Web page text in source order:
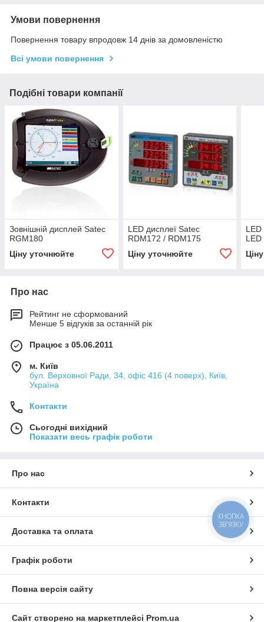
Умови повернення
Повернення товару впродовж 14 днів за домовленістю
Всі умови повернення
Подібні товари компанії
Зовнішній дисплей Satec
RGM180
Ціну уточнюйте
LED дисплеї Satec
RDM172 / RDM175
Ціну уточнюйте
LED
LED
Про нас
Рейтинг не сформований
Менше 5 відгуків за останній рік
Працює з 05.06.2011
м. Київ
бул. Верховної Ради, 34, офіс 416 (4 поверх), Київ,
Україна
Контакти
Сьогодні вихідний
Показати весь графік роботи
Про нас
Контакти
Доставка та оплата
Графік роботи
Повна версія сайту
Сайт створено на маркетплейсі Prom.ua
КНОПКА
ЗВ'ЯЗКУ